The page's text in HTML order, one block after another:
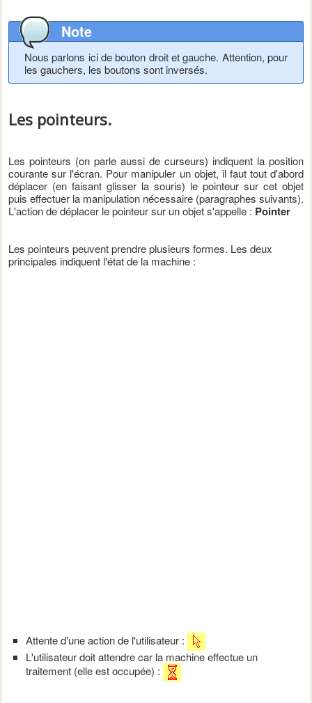
Note
Nous parlons ici de bouton droit et gauche. Attention, pour
les gauchers, les boutons sont inversés.
Les pointeurs.
Les pointeurs (on parle aussi de curseurs) indiquent la position
courante sur l'écran. Pour manipuler un objet, il faut tout d'abord
déplacer (en faisant glisser la souris) le pointeur sur cet objet
puis effectuer la manipulation nécessaire (paragraphes suivants).
L'action de déplacer le pointeur sur un objet s'appelle : Pointer
Les pointeurs peuvent prendre plusieurs formes. Les deux
principales indiquent l'état de la machine :
Attente d'une action de l'utilisateur :
L'utilisateur doit attendre car la machine effectue un
traitement (elle est occupée) :